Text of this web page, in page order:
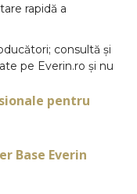
rapidă a
consultă și
pe Everin.ro și nu
pentru
Base Everin